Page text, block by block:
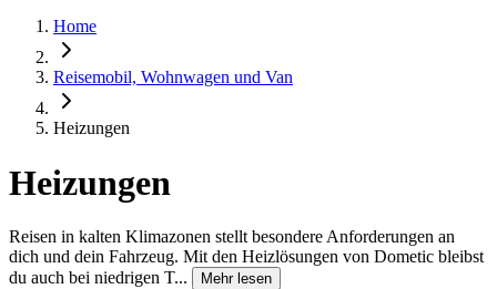
Home
Reisemobil, Wohnwagen und Van
Heizungen
Heizungen
Reisen in kalten Klimazonen stellt besondere Anforderungen an
dich und dein Fahrzeug. Mit den Heizlösungen von Dometic bleibst
du auch bei niedrigen T...
Mehr lesen